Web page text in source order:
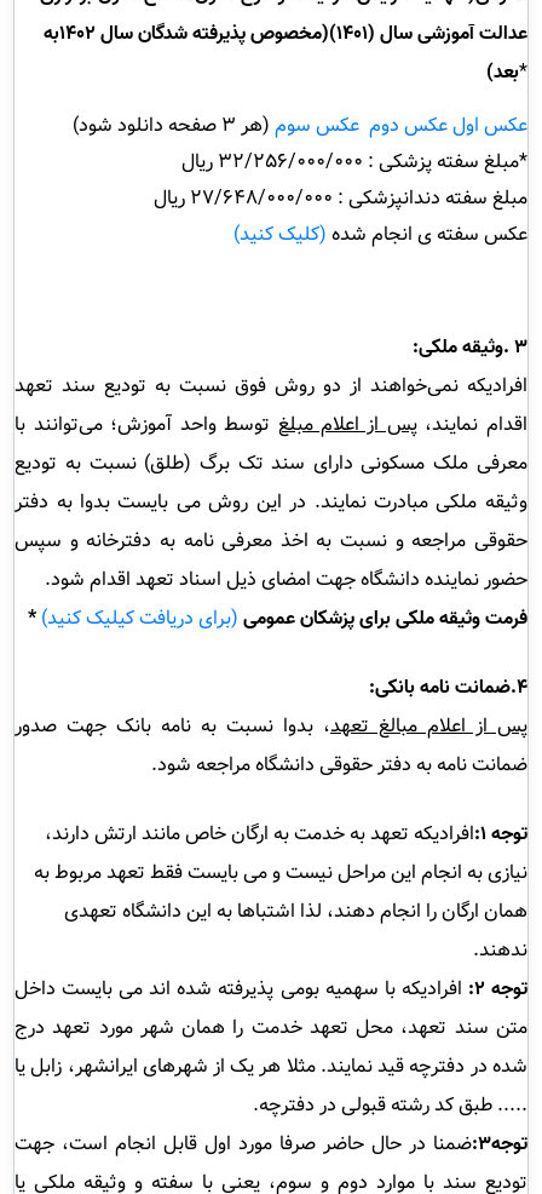
بعد)*
عکس اولعکس دوم عکس سوم (هر 3 صفحه دانلود شود)
*مبلغ سفته پزشکی : 32/256/000/000 ریال
مبلغ سفته دندانپزشکی : 27/648/000/000 ریال
عکس سفته ی انجام شده (کلیک کنید)
۳.وثیقه ملکی:
افرادیکه نمی‌خواهند از دو روش فوق نسبت به تودیع سند تعهد
اقدام نمایند،پس از اعلام مبلغ توسط واحد آموزش؛ می‌توانند با
معرفی ملک مسکونی دارای سند تک برگ (طلق) نسبت به تودیع
وثیقه ملکی مبادرت نمایند. در این روش می بایست بدوا به دفتر
حقوقی مراجعه و نسبت به اخذ معرفی نامه به دفترخانه و سپس
حضور نماینده دانشگاه جهت امضای ذیل اسناد تعهد اقدام شود.
* فرمت وثیقه ملکی برای پزشکان عمومی (برای دریافت کیلیک کنید)
۴.ضمانت نامه بانکی:
پس از اعلام مبالغ تعهد، بدوا نسبت به نامه بانک جهت صدور
ضمانت نامه به دفتر حقوقی دانشگاه مراجعه شود.
توجه۱: افرادیکه تعهد به خدمت به ارگان خاص مانند ارتش دارند،
نیازی به انجام این مراحل نیست و می بایست فقط تعهد مربوط به
همان ارگان را انجام دهند، لذا اشتباها به این دانشگاه تعهدی
ندهند.
توجه ۲: افرادیکه با سهمیه بومی پذیرفته شده اند می بایست داخل
متن سند تعهد، محل تعهد خدمت را همان شهر مورد تعهد درج
شده در دفترچه قید نمایند. مثلا هر یک از شهرهای ایرانشهر، زابل یا
..... طبق کد رشته قبولی در دفترچه.
توجه3:
ضمنا در حال حاضر صرفا مورد اول قابل انجام است، جهت
تودیع سند با موارد دوم و سوم، یعنی با سفته و وثیقه ملکی یا